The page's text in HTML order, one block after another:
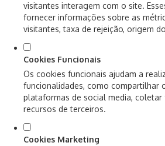
visitantes interagem com o site.
fornecer informações sobre as
visitantes, taxa de rejeição, origem
Cookies Funcionais
Os cookies funcionais ajudam a
funcionalidades, como compartilhar
plataformas de social media, coletar
recursos de terceiros.
Cookies Marketing